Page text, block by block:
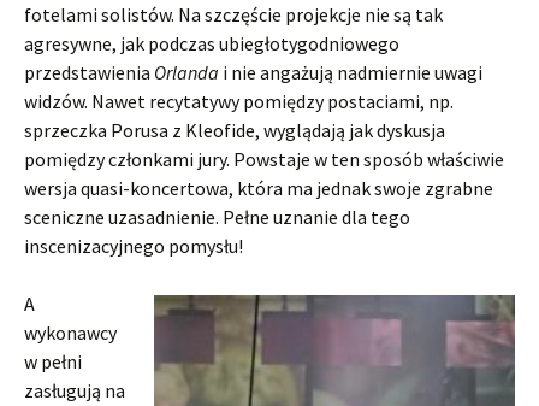
fotelami solistów. Na szczęście projekcje nie są tak
agresywne, jak podczas ubiegłotygodniowego
przedstawienia Orlanda i nie angażują nadmiernie uwagi
widzów. Nawet recytatywy pomiędzy postaciami, np.
sprzeczka Porusa z Kleofide, wyglądają jak dyskusja
pomiędzy członkami jury. Powstaje w ten sposób właściwie
wersja quasi-koncertowa, która ma jednak swoje zgrabne
sceniczne uzasadnienie. Pełne uznanie dla tego
inscenizacyjnego pomysłu!
A
wykonawcy
w pełni
zasługują na